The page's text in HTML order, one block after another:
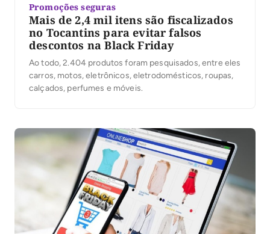
Promoções seguras
Mais de 2,4 mil itens são fiscalizados
no Tocantins para evitar falsos
descontos na Black Friday
Ao todo, 2.404 produtos foram pesquisados, entre eles
carros, motos, eletrônicos, eletrodomésticos, roupas,
calçados, perfumes e móveis.